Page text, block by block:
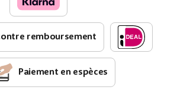
remboursement
Paiement en espèces